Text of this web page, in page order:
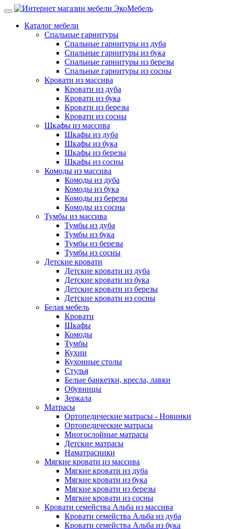
Каталог мебели
Спальные гарнитуры
Спальные гарнитуры из дуба
Спальные гарнитуры из бука
Спальные гарнитуры из березы
Спальные гарнитуры из сосны
Кровати из массива
Кровати из дуба
Кровати из бука
Кровати из березы
Кровати из сосны
Шкафы из массива
Шкафы из дуба
Шкафы из бука
Шкафы из березы
Шкафы из сосны
Комоды из массива
Комоды из дуба
Комоды из бука
Комоды из березы
Комоды из сосны
Тумбы из массива
Тумбы из дуба
Тумбы из бука
Тумбы из березы
Тумбы из сосны
Детские кровати
Детские кровати из дуба
Детские кровати из бука
Детские кровати из березы
Детские кровати из сосны
Белая мебель
Кровати
Шкафы
Комоды
Тумбы
Кухни
Кухонные столы
Стулья
Белые банкетки, кресла, лавки
Обувницы
Зеркала
Матрасы
Ортопедические матрасы - Новинки
Ортопедические матрасы
Многослойные матрасы
Детские матрасы
Наматрасники
Мягкие кровати из массива
Мягкие кровати из дуба
Мягкие кровати из бука
Мягкие кровати из березы
Мягкие кровати из сосны
Кровати семейства Альба из массива
Кровати семейства Альба из дуба
Кровати семейства Альба из бука